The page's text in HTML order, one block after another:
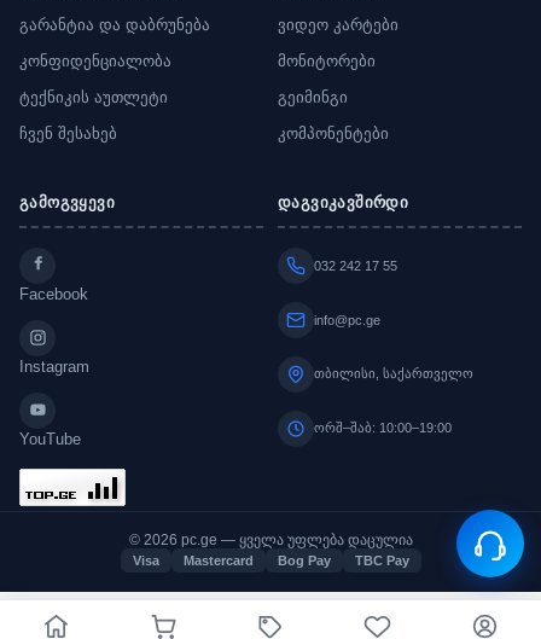
გარანტია და დაბრუნება
კონფიდენციალობა
ტექნიკის აუთლეტი
ჩვენ შესახებ
ვიდეო კარტები
მონიტორები
გეიმინგი
კომპონენტები
გამოგვყევი
Facebook
Instagram
YouTube
დაგვიკავშირდი
032 242 17 55
info@pc.ge
თბილისი, საქართველო
ორშ–შაბ: 10:00–19:00
© 2026 pc.ge — ყველა უფლება დაცულია
Visa Mastercard Bog Pay TBC Pay